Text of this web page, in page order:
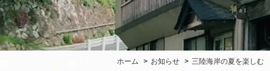
ホーム お知らせ 三陸海岸の夏を楽しむ